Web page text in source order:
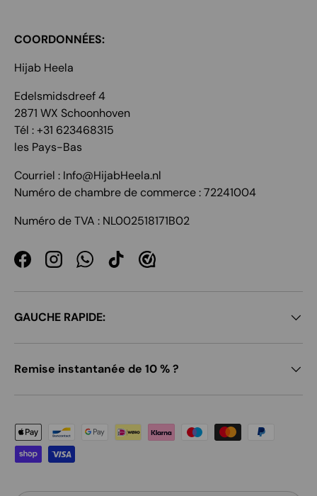
COORDONNÉES:
Hijab Heela
Edelsmidsdreef 4
2871 WX Schoonhoven
Tél : +31 623468315
les Pays-Bas
Courriel : Info@HijabHeela.nl
Numéro de chambre de commerce : 72241004
Numéro de TVA : NL002518171B02
FacebookInstagramWhatsApp
TikTok
GAUCHE RAPIDE:
Remise instantanée de 10 % ?
Moyens de paiement acceptés